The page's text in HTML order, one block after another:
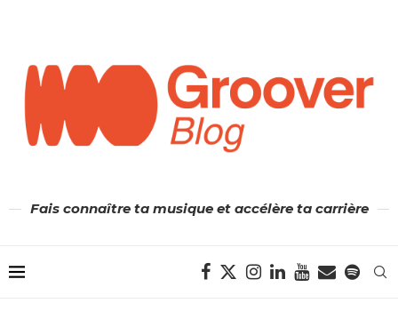
Fais connaître ta musique et accélère ta carrière